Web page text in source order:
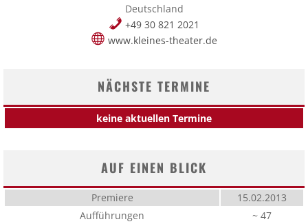
Deutschland
+49 30 821 2021
www.kleines-theater.de
NÄCHSTE TERMINE
keine aktuellen Termine
AUF EINEN BLICK
Premiere
15.02.2013
Aufführungen
~ 47